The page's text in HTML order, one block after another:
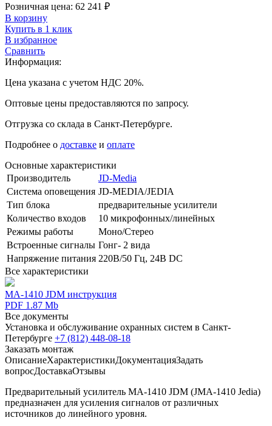
Розничная цена: 62 241 ₽
В корзину
Купить в 1 клик
В избранное
Сравнить
Информация:
Цена указана с учетом НДС 20%.
Оптовые цены предоставляются по запросу.
Отгрузка со склада в Санкт-Петербурге.
Подробнее о доставке и оплате
Основные характеристики
Производитель
JD-Media
Система оповещения JD-MEDIA/JEDIA
Тип блока
предварительные усилители
Количество входов
10 микрофонных/линейных
Режимы работы
Моно/Стерео
Встроенные сигналы Гонг- 2 вида
Напряжение питания 220В/50 Гц, 24В DC
Все характеристики
MA-1410 JDM инструкция
PDF 1.87 Mb
Все документы
Установка и обслуживание охранных систем в Санкт-
Петербурге +7 (812) 448-08-18
Заказать монтаж
ОписаниеХарактеристикиДокументацияЗадать
вопросДоставкаОтзывы
Предварительный усилитель MA-1410 JDM (JMA-1410 Jedia)
предназначен для усиления сигналов от различных
источников до линейного уровня.